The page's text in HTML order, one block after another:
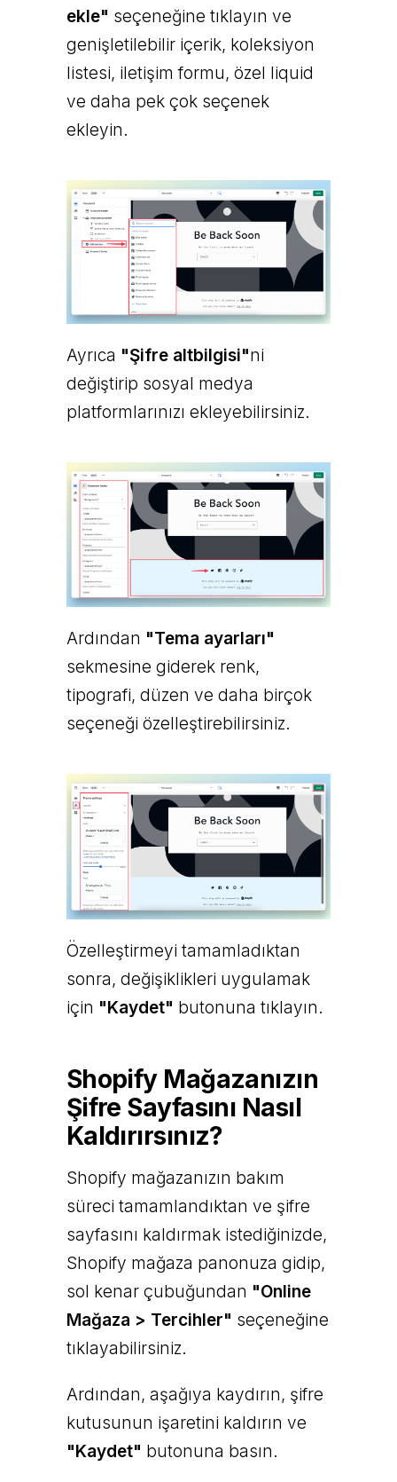
ekle" seçeneğine tıklayın ve
genişletilebilir içerik, koleksiyon
listesi, iletişim formu, özel liquid
ve daha pek çok seçenek
ekleyin.
Ayrıca "Şifre altbilgisi"ni
değiştirip sosyal medya
platformlarınızı ekleyebilirsiniz.
Ardından "Tema ayarları"
sekmesine giderek renk,
tipografi, düzen ve daha birçok
seçeneği özelleştirebilirsiniz.
Özelleştirmeyi tamamladıktan
sonra, değişiklikleri uygulamak
için "Kaydet" butonuna tıklayın.
Shopify Mağazanızın
Şifre Sayfasını Nasıl
Kaldırırsınız?
Shopify mağazanızın bakım
süreci tamamlandıktan ve şifre
sayfasını kaldırmak istediğinizde,
Shopify mağaza panonuza gidip,
sol kenar çubuğundan "Online
Mağaza > Tercihler" seçeneğine
tıklayabilirsiniz.
Ardından, aşağıya kaydırın, şifre
kutusunun işaretini kaldırın ve
"Kaydet" butonuna basın.